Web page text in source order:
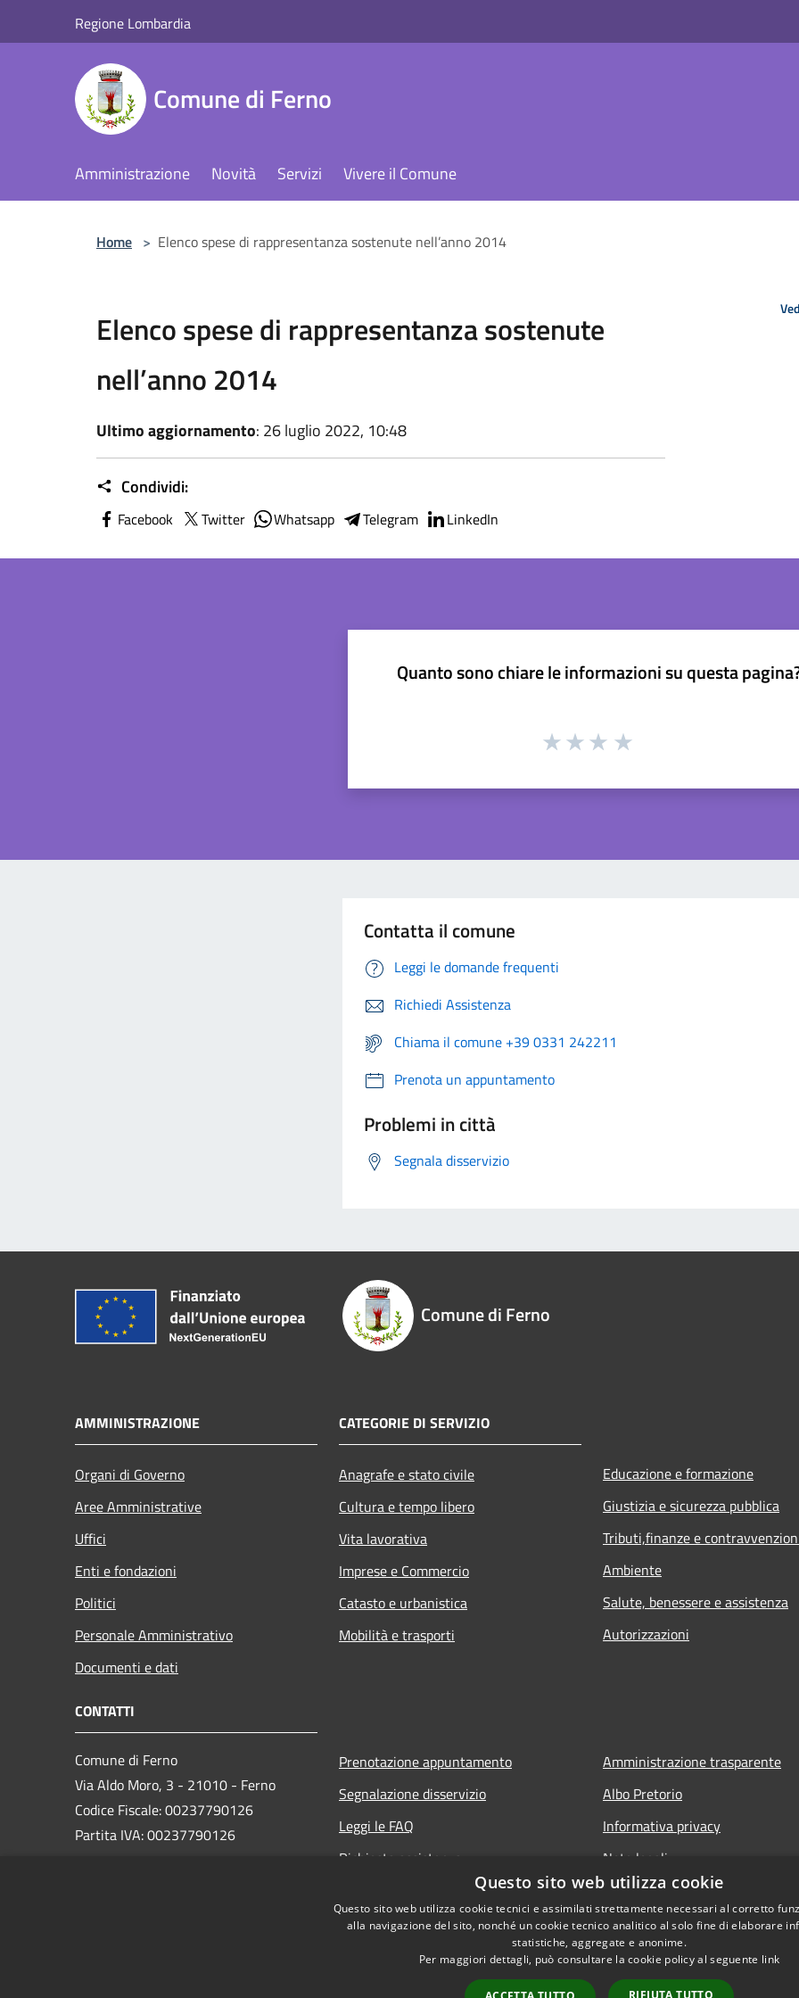
Regione Lombardia
Comune di Ferno
Amministrazione Novità Servizi Vivere il Comune
Home > Elenco spese di rappresentanza sostenute nell’anno 2014
Elenco spese di rappresentanza sostenute
nell’anno 2014
Ultimo aggiornamento: 26 luglio 2022, 10:48
Condividi:
Facebook Twitter Whatsapp Telegram LinkedIn
Quanto sono chiare le informazioni su questa
Contatta il comune
Leggi le domande frequenti
Richiedi Assistenza
Chiama il comune +39 0331 242211
Prenota un appuntamento
Problemi in città
Segnala disservizio
Comune di Ferno
AMMINISTRAZIONE
Organi di Governo
Aree Amministrative
Uffici
Enti e fondazioni
Politici
Personale Amministrativo
Documenti e dati
CATEGORIE DI SERVIZIO
Anagrafe e stato civile
Cultura e tempo libero
Vita lavorativa
Imprese e Commercio
Catasto e urbanistica
Mobilità e trasporti
Educazione e formazione
Giustizia e sicurezza pubblica
Tributi,finanze e
Ambiente
Salute, benessere e assistenza
Autorizzazioni
CONTATTI
Comune di Ferno
Via Aldo Moro, 3 - 21010 - Ferno
Codice Fiscale: 00237790126
Partita IVA: 00237790126
Prenotazione appuntamento
Segnalazione disservizio
Leggi le FAQ
Richiesta assistenza
Amministrazione trasparente
Albo Pretorio
Informativa privacy
Note legali
Dichiarazione di accessibilità
Questo sito web utilizza cookie
Questo sito web utilizza cookie tecnici e assimilati strettamente necessari al corretto
alla navigazione del sito, nonché un cookie tecnico analitico al solo fine di elaborare
statistiche, aggregate e anonime.
Per maggiori dettagli, può consultare la cookie policy al seguente link
RIFIUTA TUTTO